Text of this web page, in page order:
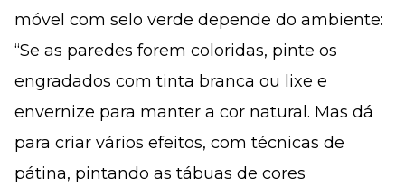
móvel com selo verde depende do ambiente:
“Se as paredes forem coloridas, pinte os
engradados com tinta branca ou lixe e
envernize para manter a cor natural. Mas dá
para criar vários efeitos, com técnicas de
pátina, pintando as tábuas de cores